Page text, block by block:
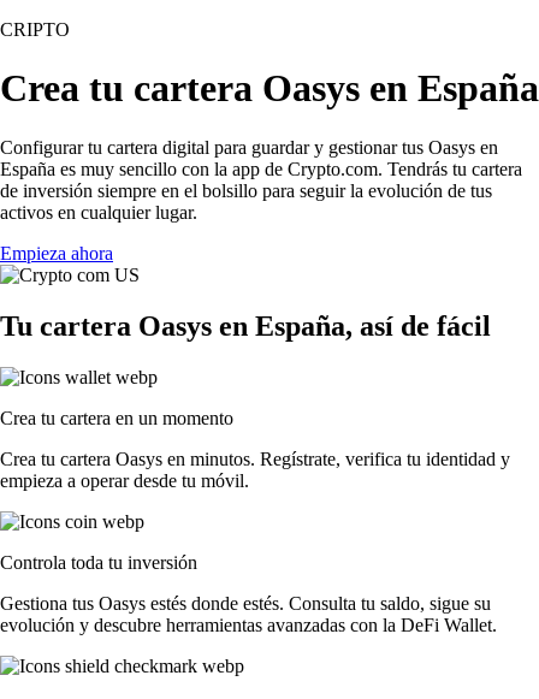
CRIPTO
Crea tu cartera Oasys en España
Configurar tu cartera digital para guardar y gestionar tus Oasys en
España es muy sencillo con la app de Crypto.com. Tendrás tu cartera
de inversión siempre en el bolsillo para seguir la evolución de tus
activos en cualquier lugar.
Empieza ahora
Tu cartera Oasys en España, así de fácil
Crea tu cartera en un momento
Crea tu cartera Oasys en minutos. Regístrate, verifica tu identidad y
empieza a operar desde tu móvil.
Controla toda tu inversión
Gestiona tus Oasys estés donde estés. Consulta tu saldo, sigue su
evolución y descubre herramientas avanzadas con la DeFi Wallet.